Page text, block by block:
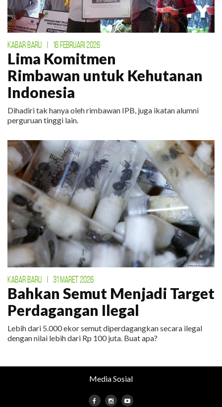
KABAR BARU | 16 FEBRUARI 2026
Lima Komitmen
Rimbawan untuk Kehutanan
Indonesia
Dihadiri tak hanya oleh rimbawan IPB, juga ikatan alumni
perguruan tinggi lain.
KABAR BARU 31 MARET 2026
Bahkan Semut Menjadi Target
Perdagangan Ilegal
Lebih dari 5.000 ekor semut diperdagangkan secara ilegal
dengan nilai lebih dari Rp 100 juta. Buat apa?
Media Sosial